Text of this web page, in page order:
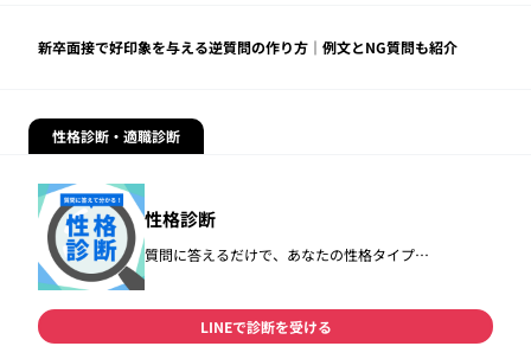
新卒面接で好印象を与える逆質問の作り方｜例文とNG質問も紹介
性格診断・適職診断
性格診断
質問に答えるだけで、あなたの性格タイプ…
LINEで診断を受ける